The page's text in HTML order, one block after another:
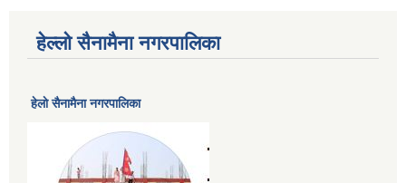
हेल्लो सैनामैना नगरपालिका
हेलाे सैनामैना नगरपालिका